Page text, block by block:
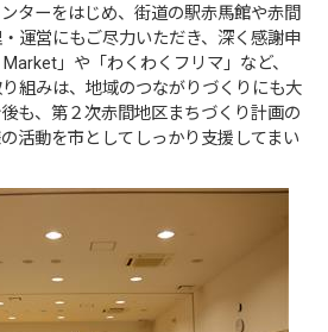
ターをはじめ、街道の駅赤馬館や赤間
運営にもご尽力いただき、深く感謝申
」や「わくわくフリマ」など、
組みは、地域のつながりづくりにも大
も、第２次赤間地区まちづくり計画の
活動を市としてしっかり支援してまい